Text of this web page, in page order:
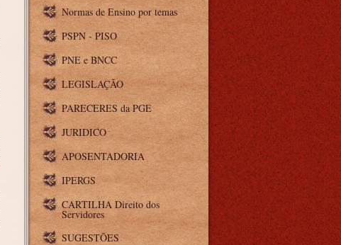
Normas de Ensino por temas
PSPN - PISO
PNE e BNCC
LEGISLAÇÃO
PARECERES da PGE
JURIDICO
APOSENTADORIA
IPERGS
CARTILHA Direito dos
Servidores
SUGESTÕES